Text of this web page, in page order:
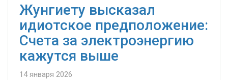
Жунгиету высказал
идиотское предположение:
Счета за электроэнергию
кажутся выше
14 января 2026